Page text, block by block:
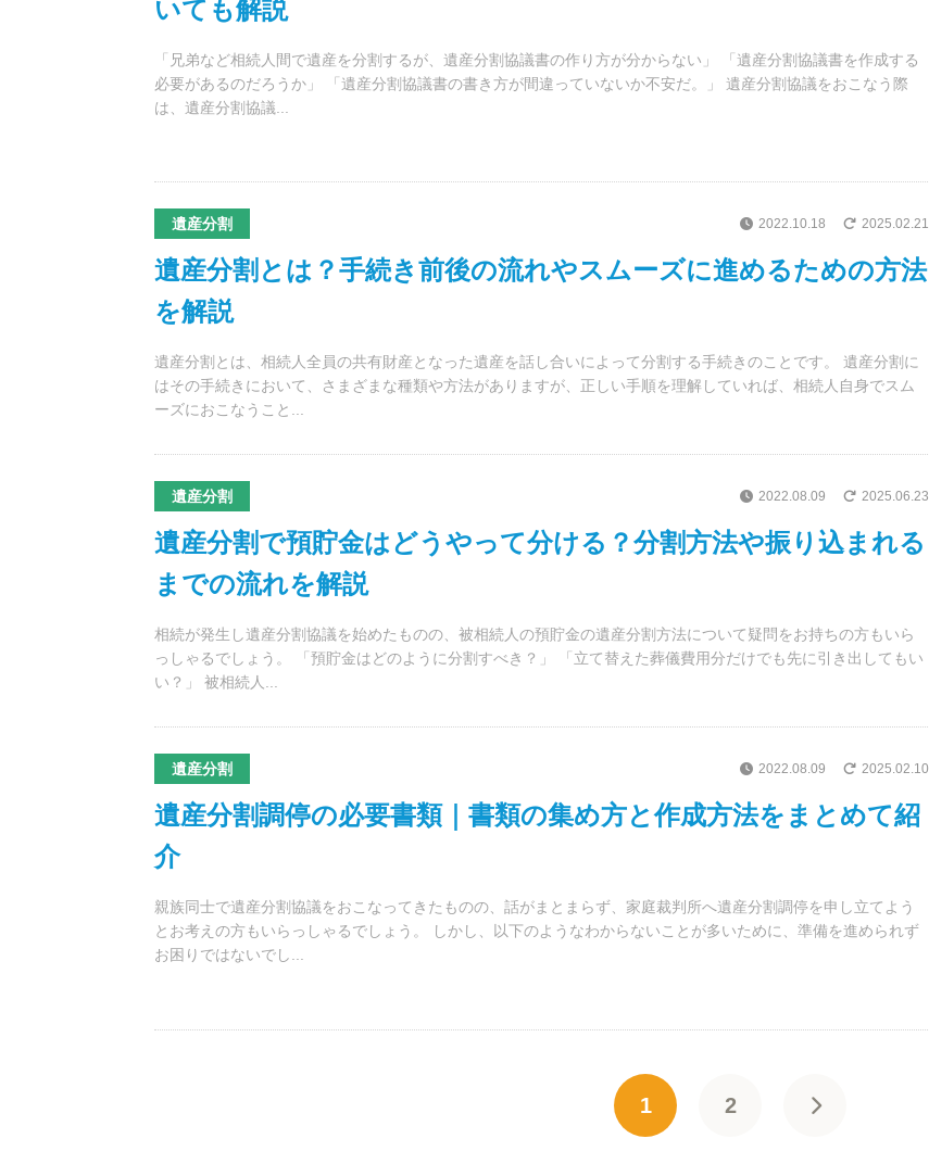
いても解説
「兄弟など相続人間で遺産を分割するが、遺産分割協議書の作り方が分からない」 「遺産分割協議書を作成する
必要があるのだろうか」 「遺産分割協議書の書き方が間違っていないか不安だ。」 遺産分割協議をおこなう際
は、遺産分割協議...
遺産分割 2022.10.18 2025.02.21
遺産分割とは？手続き前後の流れやスムーズに進めるための方法
を解説
遺産分割とは、相続人全員の共有財産となった遺産を話し合いによって分割する手続きのことです。 遺産分割に
はその手続きにおいて、さまざまな種類や方法がありますが、正しい手順を理解していれば、相続人自身でスム
ーズにおこなうこと...
遺産分割 2022.08.09 2025.06.23
遺産分割で預貯金はどうやって分ける？分割方法や振り込まれる
までの流れを解説
相続が発生し遺産分割協議を始めたものの、被相続人の預貯金の遺産分割方法について疑問をお持ちの方もいら
っしゃるでしょう。 「預貯金はどのように分割すべき？」 「立て替えた葬儀費用分だけでも先に引き出してもい
い？」 被相続人...
遺産分割 2022.08.09 2025.02.10
遺産分割調停の必要書類｜書類の集め方と作成方法をまとめて紹
介
親族同士で遺産分割協議をおこなってきたものの、話がまとまらず、家庭裁判所へ遺産分割調停を申し立てよう
とお考えの方もいらっしゃるでしょう。 しかし、以下のようなわからないことが多いために、準備を進められず
お困りではないでし...
1 2